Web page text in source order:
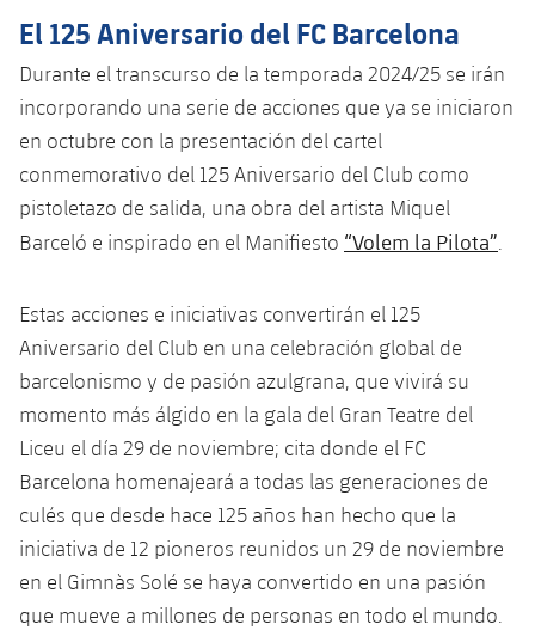
Clasificaciones
Actualidad
Jugadores
Calendario
Resultados
Clasificaciones
Fotos
Voleibol
plusicon
más
Voleibol masculino
Voleibol femenino
Apúntate a las amateurs
plusicon
más
Apúntate a las amateurs
Carnet de las Secciones Amateurs
PLUSICON
MÁS
League of Legends
VALORANT Rising
VALORANT Game Changers
eFootball
El 125 Aniversario del FC Barcelona
Durante el transcurso de la temporada 2024/25 se irán
incorporando una serie de acciones que ya se iniciaron
en octubre con la presentación del cartel
conmemorativo del 125 Aniversario del Club como
pistoletazo de salida, una obra del artista Miquel
Barceló e inspirado en el Manifiesto “Volem la Pilota”
Estas acciones e iniciativas convertirán el 125
Aniversario del Club en una celebración global de
barcelonismo y de pasión azulgrana, que vivirá su
momento más álgido en la gala del Gran Teatre del
Liceu el día 29 de noviembre; cita donde el FC
Barcelona homenajeará a todas las generaciones de
culés que desde hace 125 años han hecho que la
iniciativa de 12 pioneros reunidos un 29 de noviembre
en el Gimnàs Solé se haya convertido en una pasión
que mueve a millones de personas en todo el mundo.